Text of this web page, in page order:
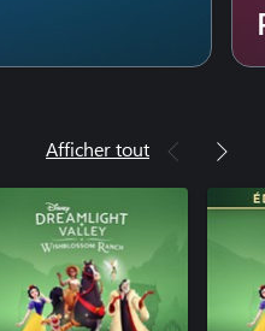
Afficher tout